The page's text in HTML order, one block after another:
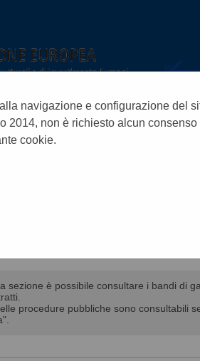
navigazione e configurazione del
non è richiesto alcun
cookie.
sezione è possibile consultare i bandi di
procedure pubbliche sono consultabili